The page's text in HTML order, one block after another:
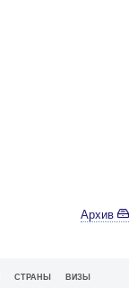
Архив
СТРАНЫ
ВИЗЫ